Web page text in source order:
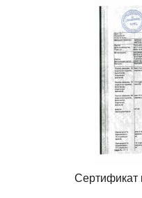
Сертификат